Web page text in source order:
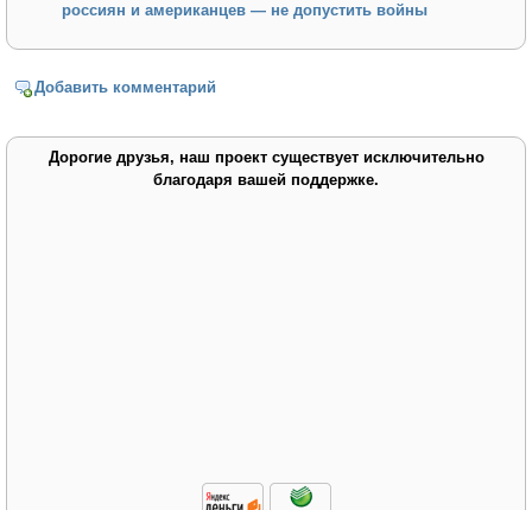
россиян и американцев — не допустить войны
Добавить комментарий
Дорогие друзья, наш проект существует исключительно
благодаря вашей поддержке.